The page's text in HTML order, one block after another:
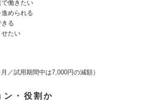
働きたい
められる
る
たい
／試用期間中は7,000円の減額）
ン・役割か